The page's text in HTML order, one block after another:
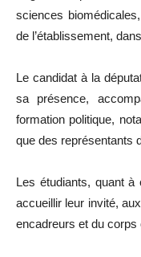
sciences
de l’établissement,
Le candidat à la
sa présence,
formation politique,
que des représentants
Les étudiants, quant
accueillir leur invité,
encadreurs et du corps